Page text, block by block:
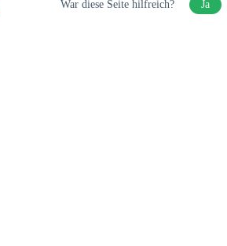
War diese Seite hilfreich? Ja